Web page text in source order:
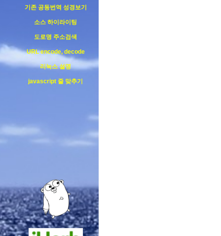
기존 공동번역 성경보기
소스 하이라이팅
도로명 주소검색
URL encode, decode
리눅스 설명
javascript 줄 맞추기